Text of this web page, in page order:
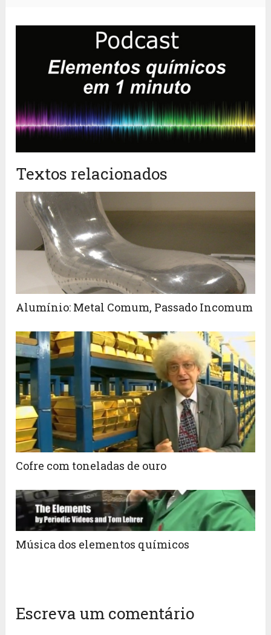
Textos relacionados
Alumínio: Metal Comum, Passado Incomum
Cofre com toneladas de ouro
Música dos elementos químicos
Escreva um comentário